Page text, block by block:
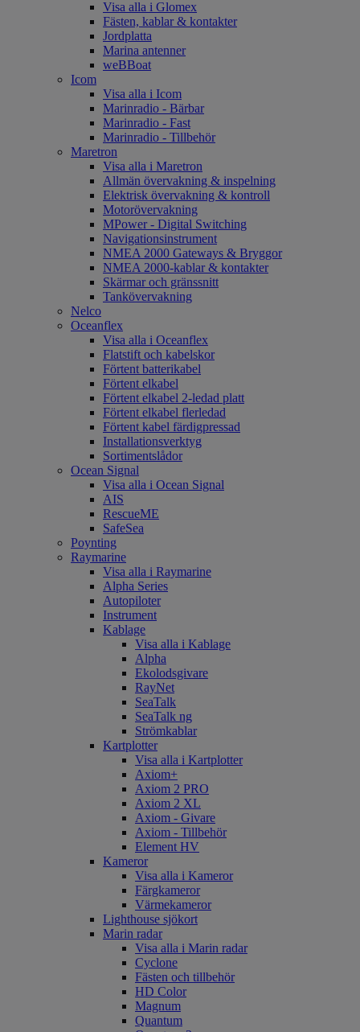
Visa alla i Glomex
Fästen, kablar & kontakter
Jordplatta
Marina antenner
weBBoat
Icom
Visa alla i Icom
Marinradio - Bärbar
Marinradio - Fast
Marinradio - Tillbehör
Maretron
Visa alla i Maretron
Allmän övervakning & inspelning
Elektrisk övervakning & kontroll
Motorövervakning
MPower - Digital Switching
Navigationsinstrument
NMEA 2000 Gateways & Bryggor
NMEA 2000-kablar & kontakter
Skärmar och gränssnitt
Tankövervakning
Nelco
Oceanflex
Visa alla i Oceanflex
Flatstift och kabelskor
Förtent batterikabel
Förtent elkabel
Förtent elkabel 2-ledad platt
Förtent elkabel flerledad
Förtent kabel färdigpressad
Installationsverktyg
Sortimentslådor
Ocean Signal
Visa alla i Ocean Signal
AIS
RescueME
SafeSea
Poynting
Raymarine
Visa alla i Raymarine
Alpha Series
Autopiloter
Instrument
Kablage
Visa alla i Kablage
Alpha
Ekolodsgivare
RayNet
SeaTalk
SeaTalk ng
Strömkablar
Kartplotter
Visa alla i Kartplotter
Axiom+
Axiom 2 PRO
Axiom 2 XL
Axiom - Givare
Axiom - Tillbehör
Element HV
Kameror
Visa alla i Kameror
Färgkameror
Värmekameror
Lighthouse sjökort
Marin radar
Visa alla i Marin radar
Cyclone
Fästen och tillbehör
HD Color
Magnum
Quantum